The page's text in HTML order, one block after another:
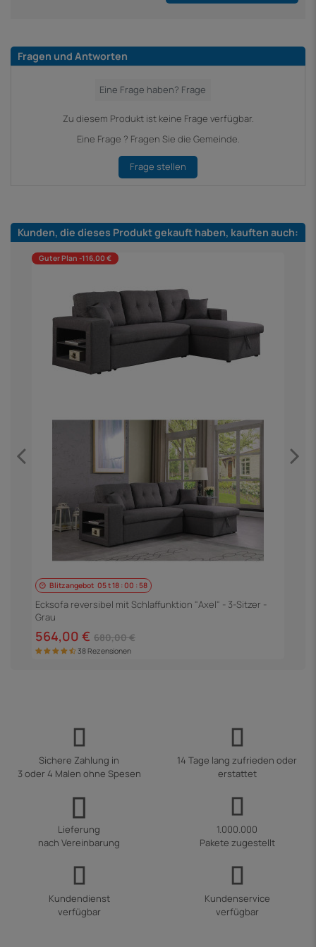
Fragen und Antworten
Zu diesem Produkt ist keine Frage verfügbar.
Eine Frage ? Fragen Sie die Gemeinde.
Frage stellen
Kunden, die dieses Produkt gekauft haben, kauften auch:
Guter Plan -116,00 €
Blitzangebot 05t18 :00 :57
Ecksofa reversibel mit Schlaffunktion "Axel" - 3-Sitzer -
Grau
564,00 € 680,00 €
38 Rezensionen
Sichere Zahlung in
3 oder 4 Malen ohne Spesen
14 Tage lang zufrieden oder
erstattet
Lieferung
nach Vereinbarung
1.000.000
Pakete zugestellt
Kundendienst
verfügbar
Kundenservice
verfügbar